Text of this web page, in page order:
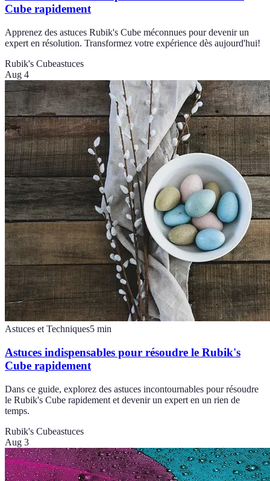
Cube rapidement
Apprenez des astuces Rubik's Cube méconnues pour devenir un
expert en résolution. Transformez votre expérience dès aujourd'hui!
Rubik's Cubeastuces
Aug 4
Astuces et Techniques5 min
Astuces indispensables pour résoudre le Rubik's
Cube rapidement
Dans ce guide, explorez des astuces incontournables pour résoudre
le Rubik's Cube rapidement et devenir un expert en un rien de
temps.
Rubik's Cubeastuces
Aug 3